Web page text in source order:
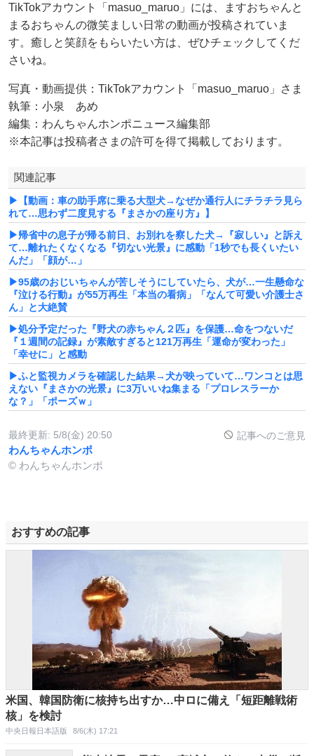
TikTokアカウント「masuo_maruo」には、ますおちゃんと
まるおちゃんの微笑ましい日常の動画が投稿されていま
す。癒しと笑顔をもらいたい方は、ぜひチェックしてくだ
さいね。
写真・動画提供：TikTokアカウント「masuo_maruo」さま
執筆：小泉 あめ
編集：わんちゃんホンポニュース編集部
※本記事は投稿者さまの許可を得て掲載しております。
関連記事
▶【動画：車の助手席に乗る大型犬→なぜか通行人にチラチラ見ら
れて…思わず二度見する『まさかの座り方』】
▶帰省中の息子が帰る前日、お別れを察した犬→『寂しい』と訴え
て…離れたくなくなる『切ない光景』に感動「1秒でも長くいたい
んだ」「顔が…」
▶95歳のおじいちゃんが苦しそうにしていたら、犬が…一生懸命な
『泣ける行動』が55万再生「本当の看病」「なんて可愛い介護士さ
ん」と大絶賛
▶処分予定だった『野犬の赤ちゃん２匹』を保護…命をつないだ
『１週間の記録』が素敵すぎると121万再生「運命が変わった」
「幸せに」と感動
▶ふと監視カメラを確認した結果→犬が映っていて…ワンコとは思
えない『まさかの光景』に3万いいね集まる「プロレスラーか
な？」「ポーズｗ」
最終更新: 5/8(金) 20:50 記事へのご意見
わんちゃんホンポ
© わんちゃんホンポ
おすすめの記事
米国、韓国防衛に核持ち出すか…中ロに備え「短距離戦術
核」を検討
中央日報日本語版 8/6(木) 17:21